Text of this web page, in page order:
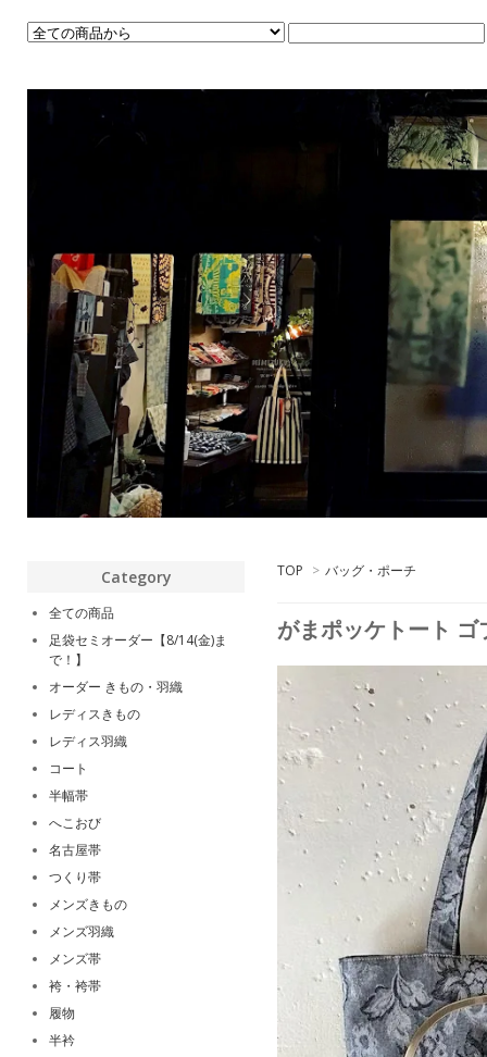
TOP > バッグ・ポーチ
がまポッケトート
Category
全ての商品
足袋セミオーダー【8/14(金)ま
で！】
オーダー きもの・羽織
レディスきもの
レディス羽織
コート
半幅帯
へこおび
名古屋帯
つくり帯
メンズきもの
メンズ羽織
メンズ帯
袴・袴帯
履物
半衿